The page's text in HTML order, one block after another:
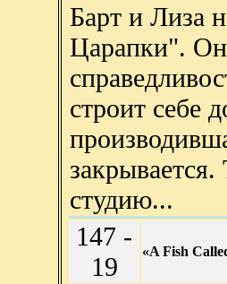
Барт и Лиза
Царапки".
строит себе
студию...
147 -
19
«A Fish